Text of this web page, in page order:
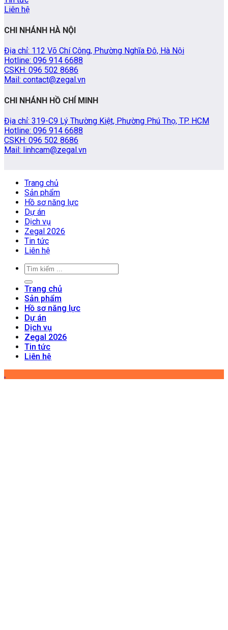
Liên hệ
CHI NHÁNH HÀ NỘI
Địa chỉ: 112 Võ Chí Công, Phường Nghĩa Đô, Hà Nội
Hotline: 096 914 6688
CSKH: 096 502 8686
Mail: contact@zegal.vn
CHI NHÁNH HỒ CHÍ MINH
Địa chỉ: 319-C9 Lý Thường Kiệt, Phường Phú Thọ, TP. HCM
Hotline: 096 914 6688
CSKH: 096 502 8686
Mail: linhcam@zegal.vn
Trang chủ
Sản phẩm
Hồ sơ năng lực
Dự án
Dịch vụ
Zegal 2026
Tin tức
Liên hệ
Trang chủ
Sản phẩm
Hồ sơ năng lực
Dự án
Dịch vụ
Zegal 2026
Tin tức
Liên hệ
.